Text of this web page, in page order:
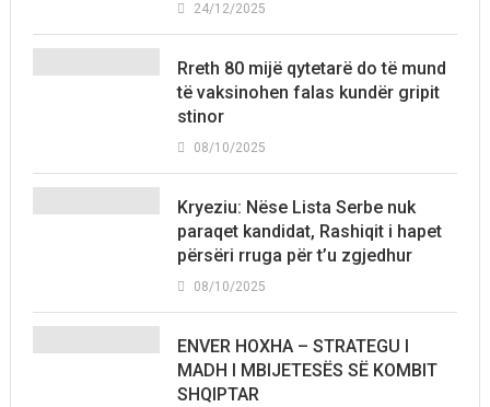
24/12/2025
Rreth 80 mijë qytetarë do të mund
të vaksinohen falas kundër gripit
stinor
08/10/2025
Kryeziu: Nëse Lista Serbe nuk
paraqet kandidat, Rashiqit i hapet
përsëri rruga për t’u zgjedhur
08/10/2025
ENVER HOXHA – STRATEGU I
MADH I MBIJETESËS SË KOMBIT
SHQIPTAR